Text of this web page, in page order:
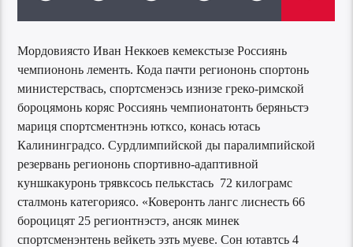
Мордовиясто Иван Неккоев кемекстызе Россиянь
чемпиононь лементь. Кода пачти региононь спортонь
министерствась, спортсменэсь изнизе греко-римской
бороцямонь коряс Россиянь чемпионатонть беряньстэ
мариця спортсментнэнь ютксо, конась ютась
Калининградсо. Сурдлимпийской ды паралимпийской
резервань региононь спортивно-адаптивной
куншкакуронь трявксось пелькстась 72 килограмс
сталмонь категориясо. «Коверонть лангс лиснесть 66
бороцицят 25 регионтнэстэ, ансяк минек
спортсменэнтень вейкеть эзть муеве. Сон ютавтсь 4